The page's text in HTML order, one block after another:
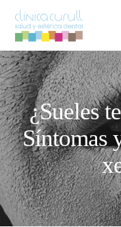
content
¿Sueles
Síntomas